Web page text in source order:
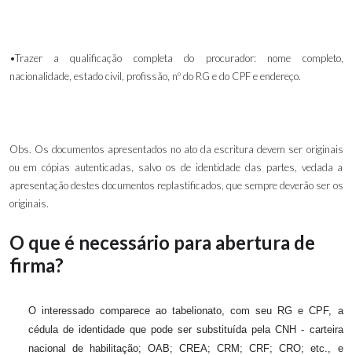
•Trazer a qualificação completa do procurador: nome completo,
nacionalidade, estado civil, profissão, nº do RG e do CPF e endereço.
Obs. Os documentos apresentados no ato da escritura devem ser originais
ou em cópias autenticadas, salvo os de identidade das partes, vedada a
apresentação destes documentos replastificados, que sempre deverão ser os
originais.
O que é necessário para abertura de
firma?
O interessado comparece ao tabelionato, com seu RG e CPF, a
cédula de identidade que pode ser substituída pela CNH - carteira
nacional de habilitação; OAB; CREA; CRM; CRF; CRO; etc., e